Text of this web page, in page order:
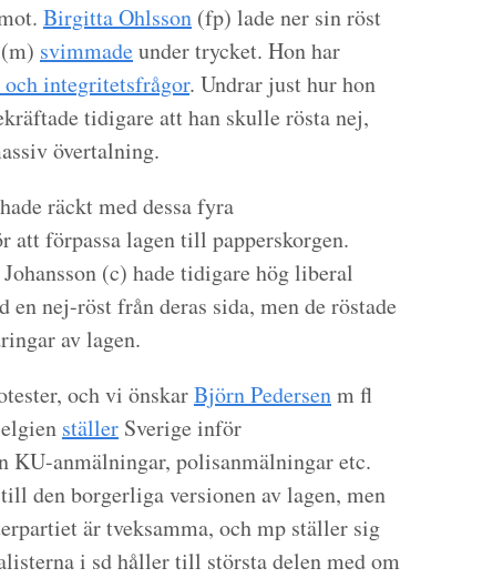
Birgitta Ohlsson (fp) lade ner sin röst
(m) svimmadeunder trycket. Hon har
integritetsfrågor. Undrar just hur hon
tidigare att han skulle rösta nej,
övertalning.
räckt med dessa fyra
att förpassa lagen till papperskorgen.
(c) hade tidigare hög liberal
en nej-röst från deras sida, men de röstade
av lagen.
och vi önskarBjörn Pedersenm fl
ställer Sverige inför
KU-anmälningar, polisanmälningar etc.
den borgerliga versionen av lagen, men
är tveksamma, och mp ställer sig
i sd håller till största delen med om